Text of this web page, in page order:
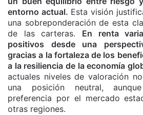
entorno actual. Esta visión
una sobreponderación de esta
de las carteras. En renta
positivos desde una
gracias a la fortaleza de los
a la resiliencia de la economía
actuales niveles de valoración
una posición neutral,
preferencia por el mercado
otras regiones.